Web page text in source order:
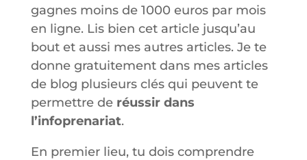
gagnes moins de 1000 euros par mois
en ligne. Lis bien cet article jusqu’au
bout et aussi mes autres articles. Je te
donne gratuitement dans mes articles
de blog plusieurs clés qui peuvent te
permettre de réussir dans
l’infoprenariat.
En premier lieu, tu dois comprendre